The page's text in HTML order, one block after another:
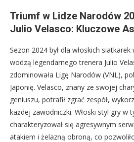
Triumf w Lidze Narodów
Julio Velasco: Kluczowe
Sezon 2024 był dla włoskich
wodzą legendarnego trenera Julio
zdominowała Ligę Narodów (VNL),
Japonię. Velasco, znany ze swojej
geniuszu, potrafił zgrać zespół,
każdej zawodniczki. Włoski styl gry w
charakteryzował się agresywnym
atakiem i żelazną obroną, co